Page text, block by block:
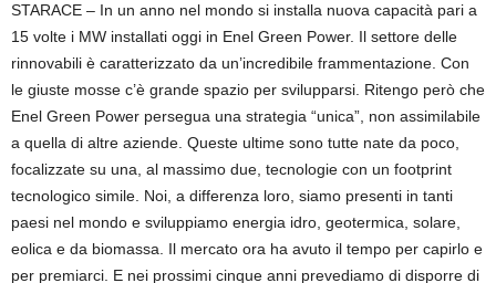
STARACE – In un anno nel mondo si installa nuova capacità pari a
15 volte i MW installati oggi in Enel Green Power. Il settore delle
rinnovabili è caratterizzato da un’incredibile frammentazione. Con
le giuste mosse c’è grande spazio per svilupparsi. Ritengo però che
Enel Green Power persegua una strategia “unica”, non assimilabile
a quella di altre aziende. Queste ultime sono tutte nate da poco,
focalizzate su una, al massimo due, tecnologie con un footprint
tecnologico simile. Noi, a differenza loro, siamo presenti in tanti
paesi nel mondo e sviluppiamo energia idro, geotermica, solare,
eolica e da biomassa. Il mercato ora ha avuto il tempo per capirlo e
per premiarci. E nei prossimi cinque anni prevediamo di disporre di